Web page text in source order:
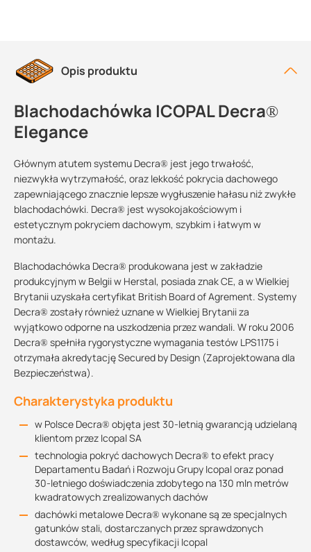
Opis produktu
Blachodachówka ICOPAL Decra®
Elegance
Głównym atutem systemu Decra® jest jego trwałość,
niezwykła wytrzymałość, oraz lekkość pokrycia dachowego
zapewniającego znacznie lepsze wygłuszenie hałasu niż zwykłe
blachodachówki. Decra® jest wysokojakościowym i
estetycznym pokryciem dachowym, szybkim i łatwym w
montażu.
Blachodachówka Decra® produkowana jest w zakładzie
produkcyjnym w Belgii w Herstal, posiada znak CE, a w Wielkiej
Brytanii uzyskała certyfikat British Board of Agrement. Systemy
Decra® zostały również uznane w Wielkiej Brytanii za
wyjątkowo odporne na uszkodzenia przez wandali. W roku 2006
Decra® spełniła rygorystyczne wymagania testów LPS1175 i
otrzymała akredytację Secured by Design (Zaprojektowana dla
Bezpieczeństwa).
Charakterystyka produktu
w Polsce Decra® objęta jest 30-letnią gwarancją udzielaną
klientom przez Icopal SA
technologia pokryć dachowych Decra® to efekt pracy
Departamentu Badań i Rozwoju Grupy Icopal oraz ponad
30-letniego doświadczenia zdobytego na 130 mln metrów
kwadratowych zrealizowanych dachów
dachówki metalowe Decra® wykonane są ze specjalnych
gatunków stali, dostarczanych przez sprawdzonych
dostawców, według specyfikacji Icopal